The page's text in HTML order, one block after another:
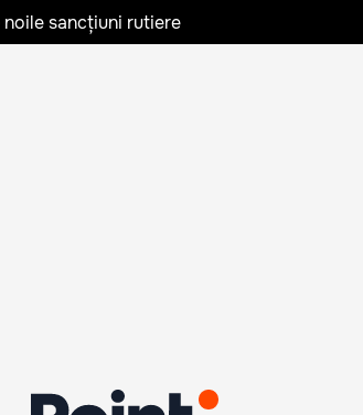
sancțiuni rutiere